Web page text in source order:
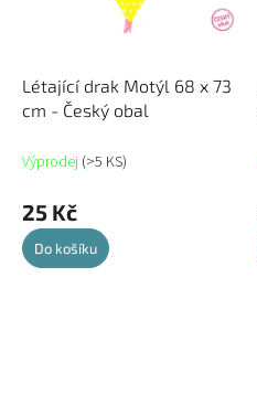
Létající drak Motýl 68 x 73
cm - Český obal
Výprodej (>5 KS)
25 Kč
Do košíku